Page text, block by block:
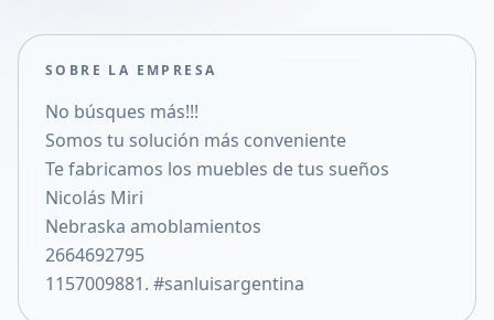
Compartir en X
SOBRE LA EMPRESA
No búsques más!!!
Somos tu solución más conveniente
Te fabricamos los muebles de tus sueños
Nicolás Miri
Nebraska amoblamientos
2664692795
1157009881. #sanluisargentina